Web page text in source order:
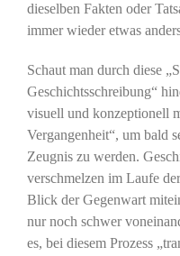
dieselben Fakten oder
immer wieder etwas
Schaut man durch diese
Geschichtsschreibung“
visuell und konzeptionell
Vergangenheit“, um bald
Zeugnis zu werden.
verschmelzen im Laufe
Blick der Gegenwart
nur noch schwer
es, bei diesem Prozess